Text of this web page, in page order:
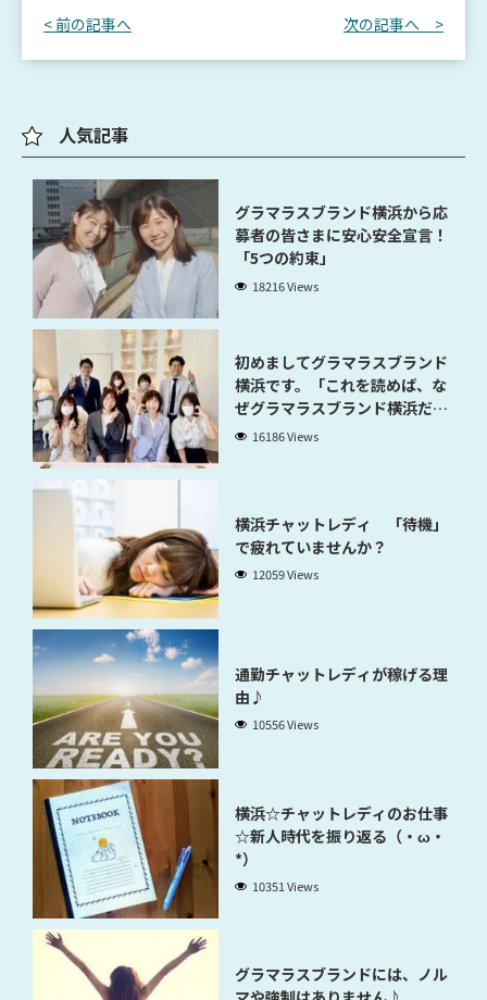
< 前の記事へ 次の記事へ >
人気記事
グラマラスブランド横浜から応
募者の皆さまに安心安全宣言！
「5つの約束」
18216 Views
初めましてグラマラスブランド
横浜です。「これを読めば、な
ぜグラマラスブランド横浜だと
稼げるのかが分かります」
16186 Views
横浜チャットレディ 「待機」
で疲れていませんか？
12059 Views
通勤チャットレディが稼げる理
由♪
10556 Views
横浜☆チャットレディのお仕事
☆新人時代を振り返る（・ω・
*）
10351 Views
グラマラスブランドには、ノル